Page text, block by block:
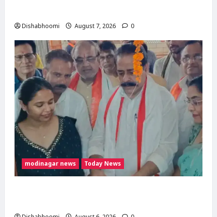
Dishabhoomi August 7, 2026 0
modinagar news Today News